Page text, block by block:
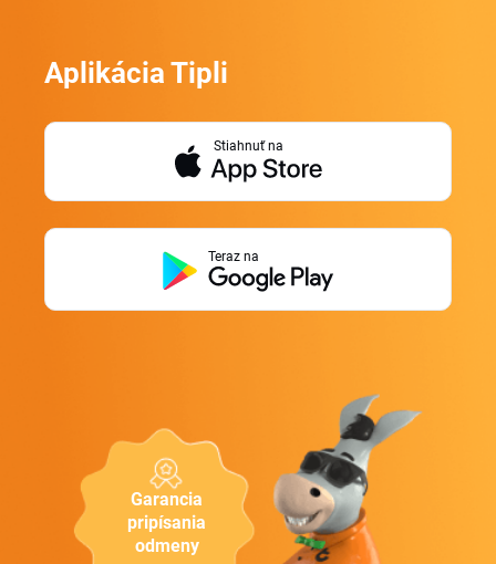
Garancia
pripísania
odmeny
Aplikácia Tipli
Stiahnuť na
Teraz na